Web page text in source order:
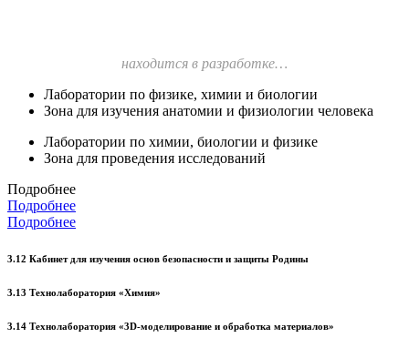
находится в разработке…
Лаборатории по физике, химии и биологии
Зона для изучения анатомии и физиологии человека
Лаборатории по химии, биологии и физике
Зона для проведения исследований
Подробнее
Подробнее
Подробнее
3.12 Кабинет для изучения основ безопасности и защиты Родины
3.13 Технолаборатория «Химия»
3.14 Технолаборатория «3D-моделирование и обработка материалов»